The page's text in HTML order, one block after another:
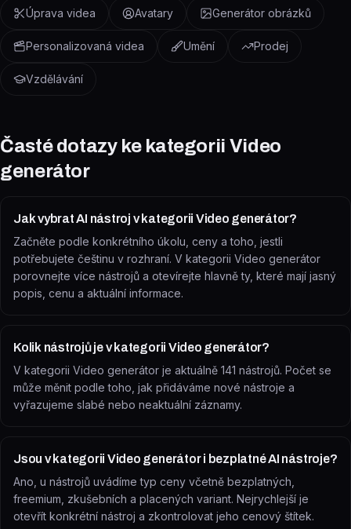
Úprava videa Avatary Generátor obrázků
Personalizovaná videa Umění Prodej
Vzdělávání
Časté dotazy ke kategorii Video
generátor
Jak vybrat AI nástroj v kategorii Video generátor?
Začněte podle konkrétního úkolu, ceny a toho, jestli
potřebujete češtinu v rozhraní. V kategorii Video generátor
porovnejte více nástrojů a otevírejte hlavně ty, které mají jasný
popis, cenu a aktuální informace.
Kolik nástrojů je v kategorii Video generátor?
V kategorii Video generátor je aktuálně 141 nástrojů. Počet se
může měnit podle toho, jak přidáváme nové nástroje a
vyřazujeme slabé nebo neaktuální záznamy.
Jsou v kategorii Video generátor i bezplatné AI nástroje?
Ano, u nástrojů uvádíme typ ceny včetně bezplatných,
freemium, zkušebních a placených variant. Nejrychlejší je
otevřít konkrétní nástroj a zkontrolovat jeho cenový štítek.